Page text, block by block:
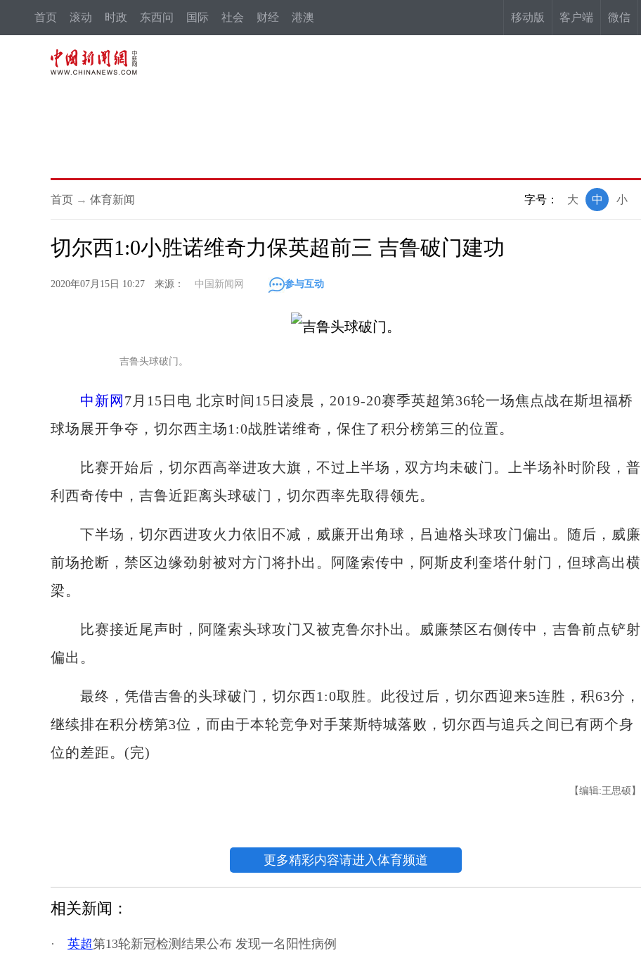
首页 滚动 时政 东西问 国际 社会 财经 港澳 移动版 客户端 微信
首页 → 体育新闻 字号： 小
中
大
切尔西1:0小胜诺维奇力保英超前三 吉鲁破门建功
2020年07月15日 10:27 来源： 中国新闻网 参与互动
吉鲁头球破门。
中新网 7月15日电 北京时间15日凌晨，2019-20赛季英超第36轮一场焦点战在斯坦福桥
球场展开争夺，切尔西主场1:0战胜诺维奇，保住了积分榜第三的位置。
比赛开始后，切尔西高举进攻大旗，不过上半场，双方均未破门。上半场补时阶段，普
利西奇传中，吉鲁近距离头球破门，切尔西率先取得领先。
下半场，切尔西进攻火力依旧不减，威廉开出角球，吕迪格头球攻门偏出。随后，威廉
前场抢断，禁区边缘劲射被对方门将扑出。阿隆索传中，阿斯皮利奎塔什射门，但球高出横
梁。
比赛接近尾声时，阿隆索头球攻门又被克鲁尔扑出。威廉禁区右侧传中，吉鲁前点铲射
偏出。
最终，凭借吉鲁的头球破门，切尔西1:0取胜。此役过后，切尔西迎来5连胜，积63分，
继续排在积分榜第3位，而由于本轮竞争对手莱斯特城落败，切尔西与追兵之间已有两个身
位的差距。(完)
【编辑:王思硕】
更多精彩内容请进入体育频道
相关新闻：
· 英超第13轮新冠检测结果公布 发现一名阳性病例